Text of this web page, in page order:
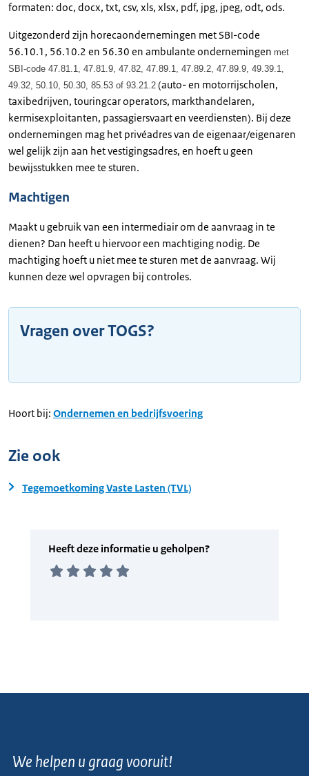
formaten: doc, docx, txt, csv, xls, xlsx, pdf, jpg, jpeg, odt, ods.
Uitgezonderd zijn horecaondernemingen met SBI-code
56.10.1, 56.10.2 en 56.30 en ambulante ondernemingen met
SBI-code 47.81.1, 47.81.9, 47.82, 47.89.1, 47.89.2, 47.89.9, 49.39.1,
49.32, 50.10, 50.30, 85.53 of 93.21.2 (auto- en motorrijscholen,
taxibedrijven, touringcar operators, markthandelaren,
kermisexploitanten, passagiersvaart en veerdiensten). Bij deze
ondernemingen mag het privéadres van de eigenaar/eigenaren
wel gelijk zijn aan het vestigingsadres, en hoeft u geen
bewijsstukken mee te sturen.
Machtigen
Maakt u gebruik van een intermediair om de aanvraag in te
dienen? Dan heeft u hiervoor een machtiging nodig. De
machtiging hoeft u niet mee te sturen met de aanvraag. Wij
kunnen deze wel opvragen bij controles.
Vragen over TOGS?
Hoort bij: Ondernemen en bedrijfsvoering
Zie ook
Tegemoetkoming Vaste Lasten (TVL)
We helpen u graag vooruit!